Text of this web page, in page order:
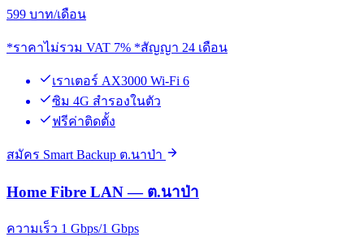
599 บาท/เดือน
*ราคาไม่รวม VAT 7% *สัญญา 24 เดือน
เราเตอร์ AX3000 Wi-Fi 6
ซิม 4G สำรองในตัว
ฟรีค่าติดตั้ง
สมัคร Smart Backup ต.นาป่า
Home Fibre LAN — ต.นาป่า
ความเร็ว 1 Gbps/1 Gbps